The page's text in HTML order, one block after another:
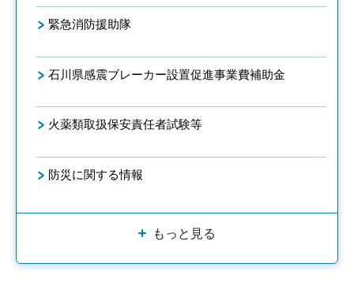
緊急消防援助隊
石川県感震ブレーカー設置促進事業費補助金
火薬類取扱保安責任者試験等
防災に関する情報
もっと見る